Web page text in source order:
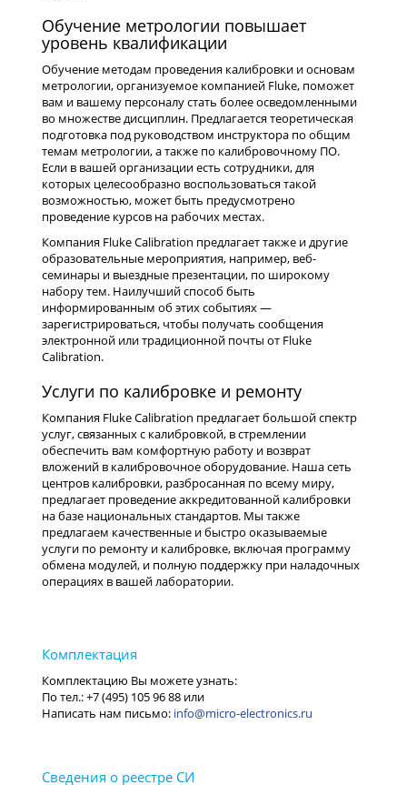
Обучение метрологии повышает
уровень квалификации
Обучение методам проведения калибровки и основам
метрологии, организуемое компанией Fluke, поможет
вам и вашему персоналу стать более осведомленными
во множестве дисциплин. Предлагается теоретическая
подготовка под руководством инструктора по общим
темам метрологии, а также по калибровочному ПО.
Если в вашей организации есть сотрудники, для
которых целесообразно воспользоваться такой
возможностью, может быть предусмотрено
проведение курсов на рабочих местах.
Компания Fluke Calibration предлагает также и другие
образовательные мероприятия, например, веб-
семинары и выездные презентации, по широкому
набору тем. Наилучший способ быть
информированным об этих событиях —
зарегистрироваться, чтобы получать сообщения
электронной или традиционной почты от Fluke
Calibration.
Услуги по калибровке и ремонту
Компания Fluke Calibration предлагает большой спектр
услуг, связанных с калибровкой, в стремлении
обеспечить вам комфортную работу и возврат
вложений в калибровочное оборудование. Наша сеть
центров калибровки, разбросанная по всему миру,
предлагает проведение аккредитованной калибровки
на базе национальных стандартов. Мы также
предлагаем качественные и быстро оказываемые
услуги по ремонту и калибровке, включая программу
обмена модулей, и полную поддержку при наладочных
операциях в вашей лаборатории.
info@micro-electronics.ru